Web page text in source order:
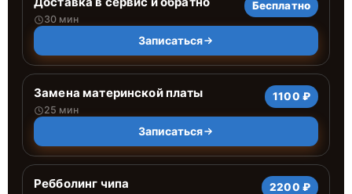
30 мин
Бесплатно
Записаться
Замена материнской платы
25 мин
1100 ₽
Записаться
Ребболинг чипа 2200 ₽